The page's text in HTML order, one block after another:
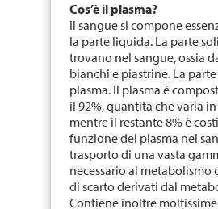
Cos’è il plasma?
Il sangue si compone
la parte liquida. La parte
trovano nel sangue, ossia
bianchi e piastrine. La
plasma. Il plasma è
il 92%, quantità che varia
mentre il restante 8% è
funzione del plasma nel
trasporto di una vasta
necessario al
di scarto derivati dal
Contiene inoltre